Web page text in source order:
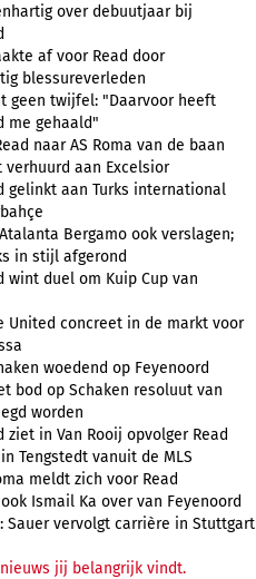
over debuutjaar bij
af voor Read door
blessureverleden
geen twijfel: "Daarvoor heeft
me gehaald"
naar AS Roma van de baan
aan Excelsior
gelinkt aan Turks international
Atalanta Bergamo ook verslagen;
in stijl afgerond
wint duel om Kuip Cup van
United concreet in de markt voor
woedend op Feyenoord
bod op Schaken resoluut van
worden
ziet in Van Rooij opvolger Read
Tengstedt vanuit de MLS
meldt zich voor Read
Ismail Ka over van Feyenoord
Sauer vervolgt carrière in Stuttgart
jij belangrijk vindt.